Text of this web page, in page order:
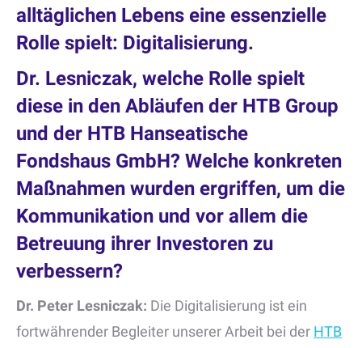
alltäglichen Lebens eine essenzielle
Rolle spielt: Digitalisierung.
Dr. Lesniczak, welche Rolle spielt
diese in den Abläufen der HTB Group
und der HTB Hanseatische
Fondshaus GmbH? Welche konkreten
Maßnahmen wurden ergriffen, um die
Kommunikation und vor allem die
Betreuung ihrer Investoren zu
verbessern?
Dr. Peter Lesniczak: Die Digitalisierung ist ein
fortwährender Begleiter unserer Arbeit bei der HTB